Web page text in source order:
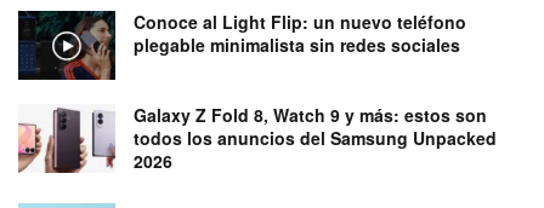
Conoce al Light Flip: un nuevo teléfono
plegable minimalista sin redes sociales
Galaxy Z Fold 8, Watch 9 y más: estos son
todos los anuncios del Samsung Unpacked
2026